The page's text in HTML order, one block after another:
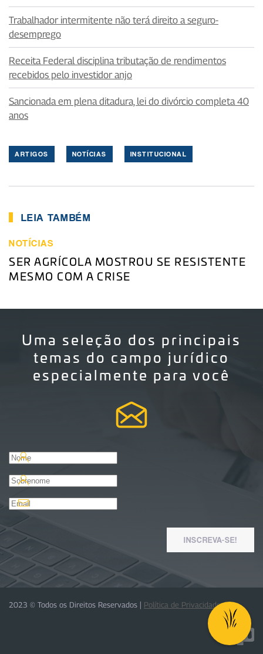
Trabalhador intermitente não terá direito a seguro-
desemprego
Receita Federal disciplina tributação de rendimentos
recebidos pelo investidor anjo
Sancionada em plena ditadura, lei do divórcio completa 40
anos
ARTIGOS NOTÍCIAS INSTITUCIONAL
LEIA TAMBÉM
NOTÍCIAS
SER AGRÍCOLA MOSTROU SE RESISTENTE
MESMO COM A CRISE
Uma seleção dos principais
temas do campo jurídico
especialmente para você
INSCREVA-SE!
2023 © Todos os Direitos Reservados | Política de Privacidade